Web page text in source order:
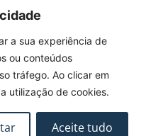
a sua experiência de
ou conteúdos
tráfego. Ao clicar em
utilização de cookies.
Aceite tudo